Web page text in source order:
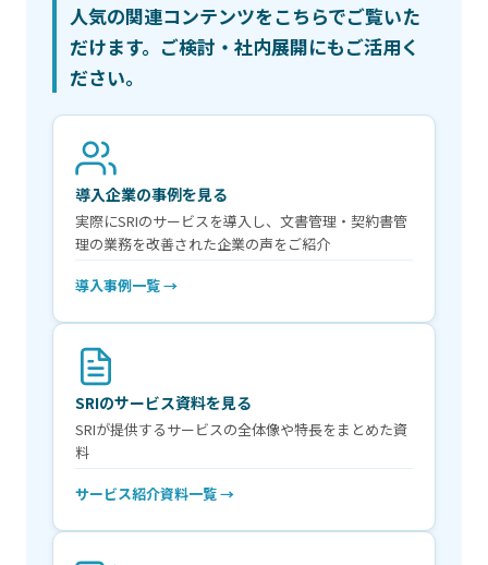
人気の関連コンテンツをこちらでご覧いた
だけます。ご検討・社内展開にもご活用く
ださい。
導入企業の事例を見る
実際にSRIのサービスを導入し、文書管理・契約書管
理の業務を改善された企業の声をご紹介
導入事例一覧 →
SRIのサービス資料を見る
SRIが提供するサービスの全体像や特長をまとめた資
料
サービス紹介資料一覧 →